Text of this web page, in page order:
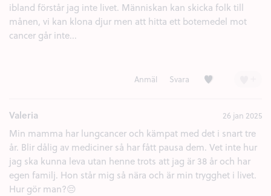
ibland förstår jag inte livet. Människan kan skicka folk till
månen, vi kan klona djur men att hitta ett botemedel mot
cancer går inte...
Anmäl Svara Kärlek (2)
Valeria 26 jan 2025
Min mamma har lungcancer och kämpat med det i snart tre
år. Blir dålig av mediciner så har fått pausa dem. Vet inte hur
jag ska kunna leva utan henne trots att jag är 38 år och har
egen familj. Hon står mig så nära och är min trygghet i livet.
Hur gör man?😔